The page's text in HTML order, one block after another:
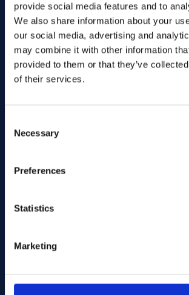
provide social media features and to
We also share information about your
our social media, advertising and
may combine it with other information
provided to them or that they’ve
of their services.
Selection
Necessary
Preferences
Statistics
Marketing
Envoyer